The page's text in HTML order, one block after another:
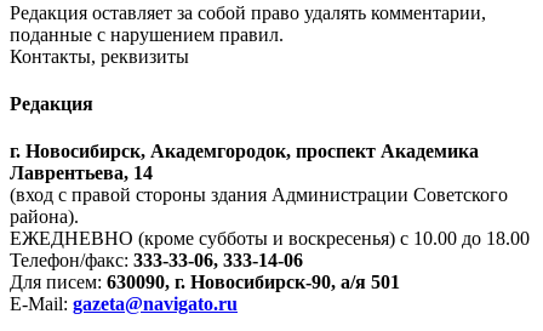
Редакция оставляет за собой право удалять комментарии,
поданные с нарушением правил.
Контакты, реквизиты
Редакция
г. Новосибирск, Академгородок, проспект Академика
Лаврентьева, 14
(вход с правой стороны здания Администрации Советского
района).
ЕЖЕДНЕВНО (кроме субботы и воскресенья) с 10.00 до 18.00
Телефон/факс: 333-33-06, 333-14-06
Для писем: 630090, г. Новосибирск-90, а/я 501
E-Mail: gazeta@navigato.ru